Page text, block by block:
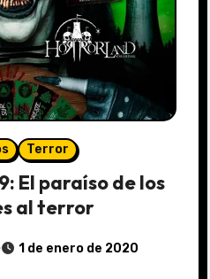
Terror
El paraíso de los
al terror
1 de enero de 2020